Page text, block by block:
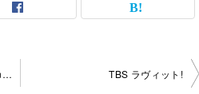
熊田茜音 Official YouTube Channel TBS ラヴィット!